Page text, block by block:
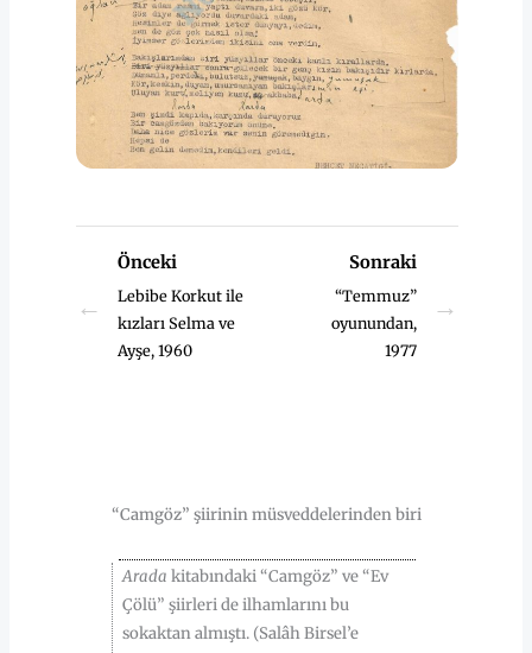
←
Önceki
Lebibe Korkut ile
kızları Selma ve
Ayşe, 1960
Sonraki
“Temmuz”
oyunundan,
1977
→
“Camgöz” şiirinin müsveddelerinden biri
Arada kitabındaki “Camgöz” ve “Ev
Çölü” şiirleri de ilhamlarını bu
sokaktan almıştı. (Salâh Birsel’e